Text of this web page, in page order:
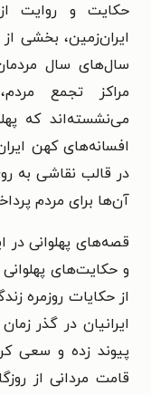
حکایت و روایت از
ایران‌زمین، بخشی
سال‌های سال
مراکز تجمع
می‌نشسته‌اند که
افسانه‌های کهن
در قالب نقاشی به
آن‌ها برای مردم
قصه‌های پهلوانی در
و حکایت‌های
از حکایات روزمره
ایرانیان در گذر
پیوند زده و سعی
قامت مردانی از